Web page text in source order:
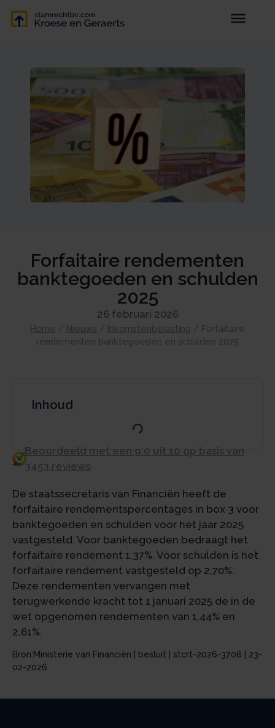
Forfaitaire rendementen
banktegoeden en schulden
2025
26 februari 2026
Home / Nieuws / Inkomstenbelasting / Forfaitaire
rendementen banktegoeden en schulden 2025
Inhoud
Beoordeeld met een 9.0 uit 10 op basis van
3453 reviews
De staatssecretaris van Financiën heeft de
forfaitaire rendementspercentages in box 3 voor
banktegoeden en schulden voor het jaar 2025
vastgesteld. Voor banktegoeden bedraagt het
forfaitaire rendement 1,37%. Voor schulden is het
forfaitaire rendement vastgesteld op 2,70%.
Deze rendementen vervangen met
terugwerkende kracht tot 1 januari 2025 de in de
wet opgenomen rendementen van 1,44% en
2,61%.
Bron:Ministerie van Financiën | besluit | stcrt-2026-3708 | 23-
02-2026